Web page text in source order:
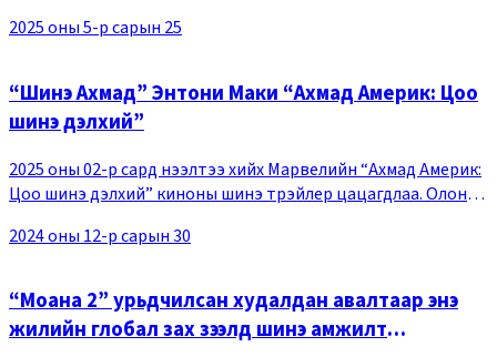
далайцтай болгож чадсан нь үзэгч
2025 оны 5-р сарын 25
“Шинэ Ахмад” Энтони Маки “Ахмад Америк: Цоо
шинэ дэлхий”
2025 оны 02-р сард нээлтээ хийх Марвелийн “Ахмад Америк:
Цоо шинэ дэлхий” киноны шинэ трэйлер цацагдлаа. Олон
(Энтони Маки)-ий агуу хувь тавилан
2024 оны 12-р сарын 30
“Моана 2” урьдчилсан худалдан авалтаар энэ
жилийн глобал зах зээлд шинэ амжилт